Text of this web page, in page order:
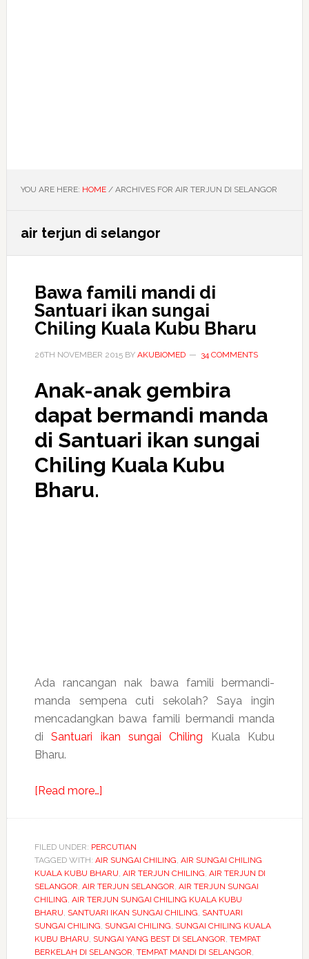
YOU ARE HERE: HOME /ARCHIVES FOR AIR TERJUN DI SELANGOR
air terjun di selangor
Bawa famili mandi di
Santuari ikan sungai
Chiling Kuala Kubu Bharu
26TH NOVEMBER 2015BY AKUBIOMED 34 COMMENTS
Anak-anak gembira
dapat bermandi manda
di Santuari ikan sungai
Chiling Kuala Kubu
Bharu.
Ada rancangan nak bawa famili bermandi-
manda sempena cuti sekolah? Saya ingin
mencadangkan bawa famili bermandi manda
diSantuari ikan sungai Chiling Kuala Kubu
Bharu.
[Read more…]about
mandi
di
Santuari
ikan
sungai
Chiling
Kuala
FILED UNDER: PERCUTIAN
TAGGED WITH: AIR SUNGAI CHILING AIR SUNGAI CHILING
KUALA KUBU BHARU AIR TERJUN CHILING AIR TERJUN DI
SELANGOR AIR TERJUN SELANGOR AIR TERJUN SUNGAI
CHILING AIR TERJUN SUNGAI CHILING KUALA KUBU
BHARU SANTUARI IKAN SUNGAI CHILING SANTUARI
SUNGAI CHILING SUNGAI CHILING SUNGAI CHILING KUALA
KUBU BHARU SUNGAI YANG BEST DI SELANGOR TEMPAT
BERKELAH DI SELANGOR TEMPAT MANDI DI SELANGOR